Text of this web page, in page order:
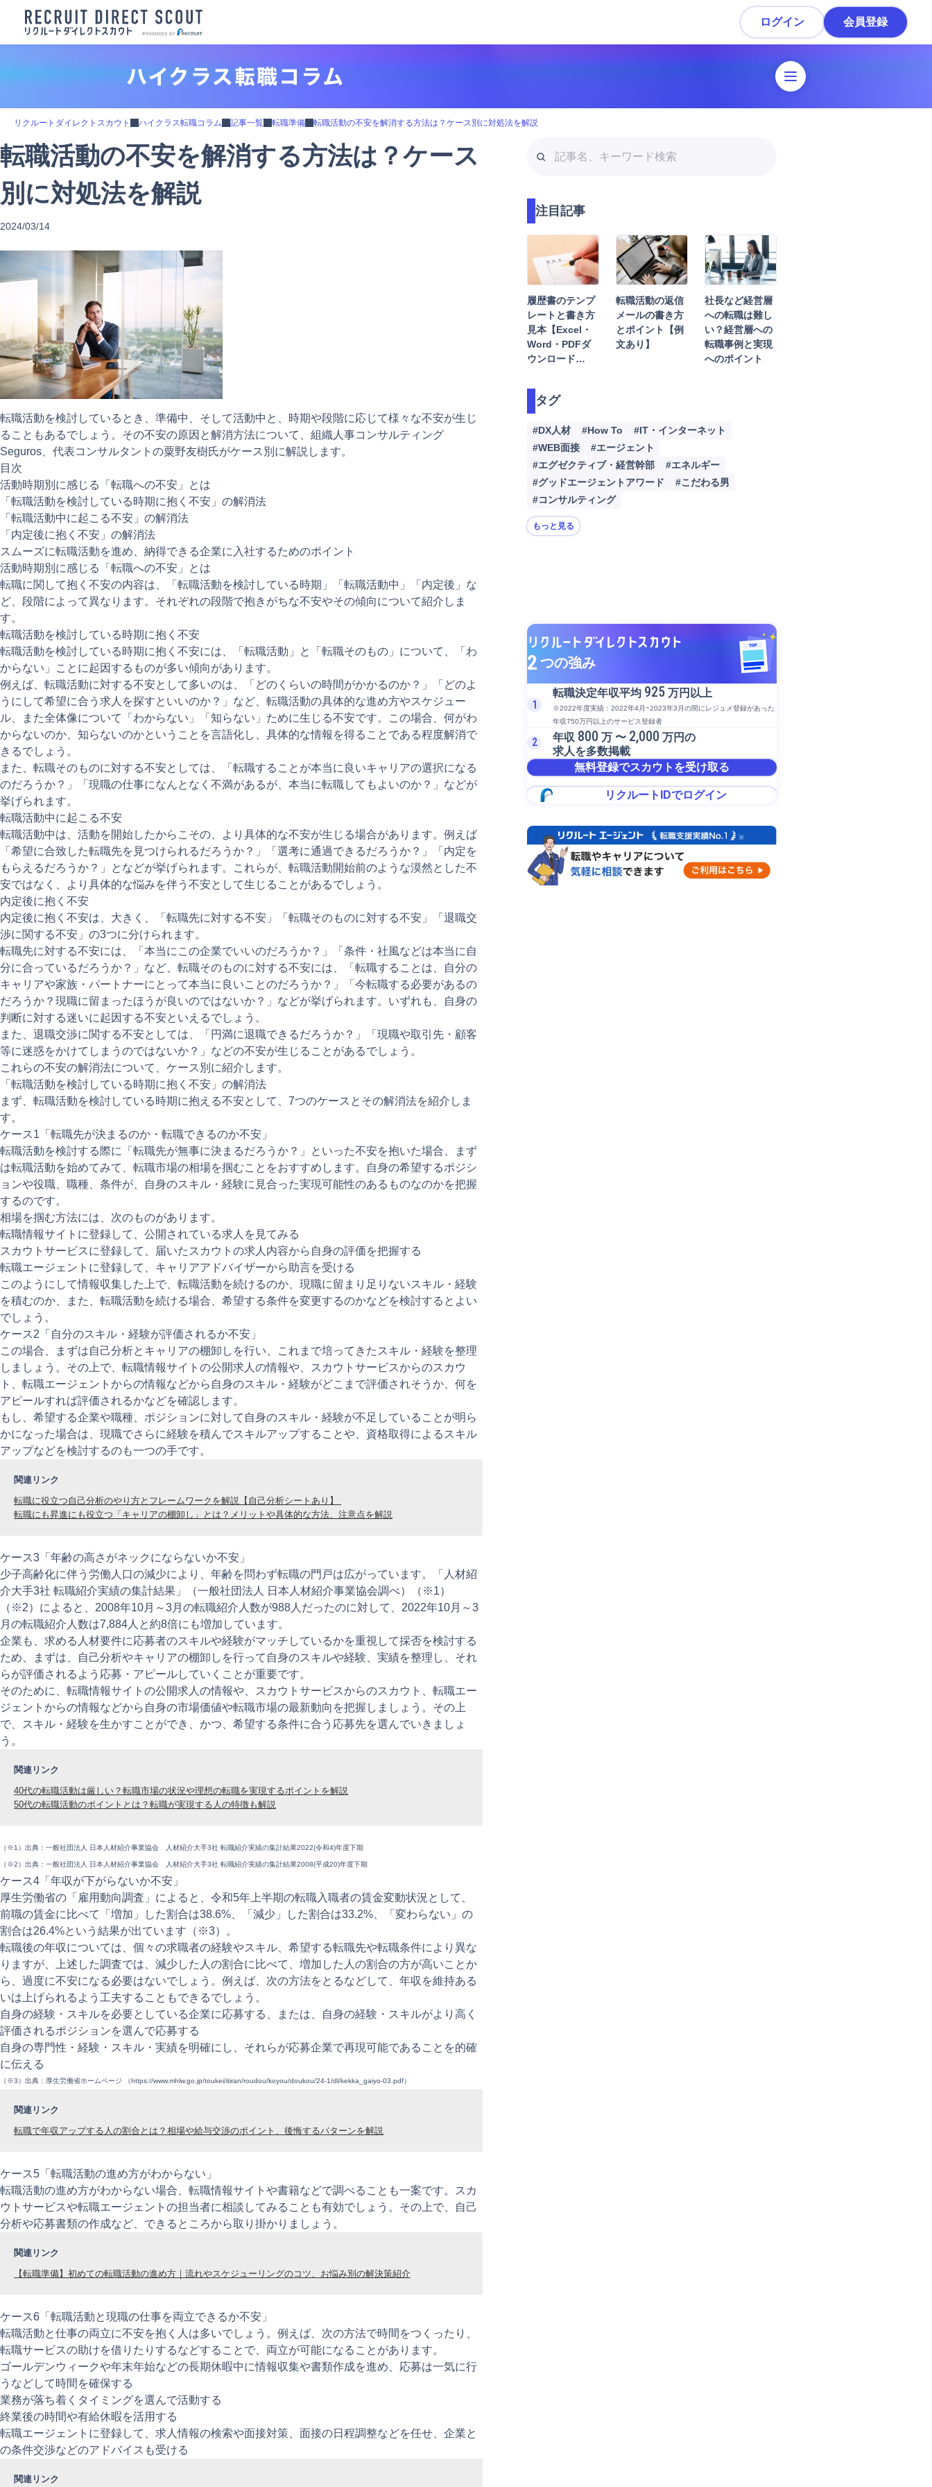
ログイン 会員登録
転職準備
面接対策
内定・退職準備
転職活動Tips
注目記事
リクルートダイレクトスカウト ハイクラス転職コラム 記事一覧 転職準備 転職活動の不安を解消する方法は？ケース別に対処法を解説
転職活動の不安を解消する方法は？ケース
別に対処法を解説
2024/03/14
転職活動を検討しているとき、準備中、そして活動中と、時期や段階に応じて様々な不安が生じ
ることもあるでしょう。その不安の原因と解消方法について、組織人事コンサルティング
Seguros、代表コンサルタントの粟野友樹氏がケース別に解説します。
目次
活動時期別に感じる「転職への不安」とは
「転職活動を検討している時期に抱く不安」の解消法
「転職活動中に起こる不安」の解消法
「内定後に抱く不安」の解消法
スムーズに転職活動を進め、納得できる企業に入社するためのポイント
活動時期別に感じる「転職への不安」とは
転職に関して抱く不安の内容は、「転職活動を検討している時期」「転職活動中」「内定後」な
ど、段階によって異なります。それぞれの段階で抱きがちな不安やその傾向について紹介しま
す。
転職活動を検討している時期に抱く不安
転職活動を検討している時期に抱く不安には、「転職活動」と「転職そのもの」について、「わ
からない」ことに起因するものが多い傾向があります。
例えば、転職活動に対する不安として多いのは、「どのくらいの時間がかかるのか？」「どのよ
うにして希望に合う求人を探すといいのか？」など、転職活動の具体的な進め方やスケジュー
ル、また全体像について「わからない」「知らない」ために生じる不安です。この場合、何がわ
からないのか、知らないのかということを言語化し、具体的な情報を得ることである程度解消で
きるでしょう。
また、転職そのものに対する不安としては、「転職することが本当に良いキャリアの選択になる
のだろうか？」「現職の仕事になんとなく不満があるが、本当に転職してもよいのか？」などが
挙げられます。
転職活動中に起こる不安
転職活動中は、活動を開始したからこその、より具体的な不安が生じる場合があります。例えば
「希望に合致した転職先を見つけられるだろうか？」「選考に通過できるだろうか？」「内定を
もらえるだろうか？」となどが挙げられます。これらが、転職活動開始前のような漠然とした不
安ではなく、より具体的な悩みを伴う不安として生じることがあるでしょう。
内定後に抱く不安
内定後に抱く不安は、大きく、「転職先に対する不安」「転職そのものに対する不安」「退職交
渉に関する不安」の3つに分けられます。
転職先に対する不安には、「本当にこの企業でいいのだろうか？」「条件・社風などは本当に自
分に合っているだろうか？」など、転職そのものに対する不安には、「転職することは、自分の
キャリアや家族・パートナーにとって本当に良いことのだろうか？」「今転職する必要があるの
だろうか？現職に留まったほうが良いのではないか？」などが挙げられます。いずれも、自身の
判断に対する迷いに起因する不安といえるでしょう。
また、退職交渉に関する不安としては、「円満に退職できるだろうか？」「現職や取引先・顧客
等に迷惑をかけてしまうのではないか？」などの不安が生じることがあるでしょう。
これらの不安の解消法について、ケース別に紹介します。
「転職活動を検討している時期に抱く不安」の解消法
まず、転職活動を検討している時期に抱える不安として、7つのケースとその解消法を紹介しま
す。
ケース1「転職先が決まるのか・転職できるのか不安」
転職活動を検討する際に「転職先が無事に決まるだろうか？」といった不安を抱いた場合、まず
は転職活動を始めてみて、転職市場の相場を掴むことをおすすめします。自身の希望するポジシ
ョンや役職、職種、条件が、自身のスキル・経験に見合った実現可能性のあるものなのかを把握
するのです。
相場を掴む方法には、次のものがあります。
転職情報サイトに登録して、公開されている求人を見てみる
スカウトサービスに登録して、届いたスカウトの求人内容から自身の評価を把握する
転職エージェントに登録して、キャリアアドバイザーから助言を受ける
このようにして情報収集した上で、転職活動を続けるのか、現職に留まり足りないスキル・経験
を積むのか、また、転職活動を続ける場合、希望する条件を変更するのかなどを検討するとよい
でしょう。
ケース2「自分のスキル・経験が評価されるか不安」
この場合、まずは自己分析とキャリアの棚卸しを行い、これまで培ってきたスキル・経験を整理
しましょう。その上で、転職情報サイトの公開求人の情報や、スカウトサービスからのスカウ
ト、転職エージェントからの情報などから自身のスキル・経験がどこまで評価されそうか、何を
アピールすれば評価されるかなどを確認します。
もし、希望する企業や職種、ポジションに対して自身のスキル・経験が不足していることが明ら
かになった場合は、現職でさらに経験を積んでスキルアップすることや、資格取得によるスキル
アップなどを検討するのも一つの手です。
関連リンク
転職に役立つ自己分析のやり方とフレームワークを解説【自己分析シートあり】
転職にも昇進にも役立つ「キャリアの棚卸し」とは？メリットや具体的な方法、注意点を解説
ケース3「年齢の高さがネックにならないか不安」
少子高齢化に伴う労働人口の減少により、年齢を問わず転職の門戸は広がっています。「人材紹
介大手3社 転職紹介実績の集計結果」（一般社団法人 日本人材紹介事業協会調べ）（※1）
（※2）によると、2008年10月～3月の転職紹介人数が988人だったのに対して、2022年10月～3
月の転職紹介人数は7,884人と約8倍にも増加しています。
企業も、求める人材要件に応募者のスキルや経験がマッチしているかを重視して採否を検討する
ため、まずは、自己分析やキャリアの棚卸しを行って自身のスキルや経験、実績を整理し、それ
らが評価されるよう応募・アピールしていくことが重要です。
そのために、転職情報サイトの公開求人の情報や、スカウトサービスからのスカウト、転職エー
ジェントからの情報などから自身の市場価値や転職市場の最新動向を把握しましょう。その上
で、スキル・経験を生かすことができ、かつ、希望する条件に合う応募先を選んでいきましょ
う。
関連リンク
40代の転職活動は厳しい？転職市場の状況や理想の転職を実現するポイントを解説
50代の転職活動のポイントとは？転職が実現する人の特徴も解説
（※1）出典：一般社団法人 日本人材紹介事業協会 人材紹介大手3社 転職紹介実績の集計結果2022(令和4)年度下期
（※2）出典：一般社団法人 日本人材紹介事業協会 人材紹介大手3社 転職紹介実績の集計結果2008(平成20)年度下期
ケース4「年収が下がらないか不安」
厚生労働省の「雇用動向調査」によると、令和5年上半期の転職入職者の賃金変動状況として、
前職の賃金に比べて「増加」した割合は38.6%、「減少」した割合は33.2%、「変わらない」の
割合は26.4%という結果が出ています（※3）。
転職後の年収については、個々の求職者の経験やスキル、希望する転職先や転職条件により異な
りますが、上述した調査では、減少した人の割合に比べて、増加した人の割合の方が高いことか
ら、過度に不安になる必要はないでしょう。例えば、次の方法をとるなどして、年収を維持ある
いは上げられるよう工夫することもできるでしょう。
自身の経験・スキルを必要としている企業に応募する、または、自身の経験・スキルがより高く
評価されるポジションを選んで応募する
自身の専門性・経験・スキル・実績を明確にし、それらが応募企業で再現可能であることを的確
に伝える
（※3）出典：厚生労働省ホームページ （https://www.mhlw.go.jp/toukei/itiran/roudou/koyou/doukou/24-1/dl/kekka_gaiyo-03.pdf）
関連リンク
転職で年収アップする人の割合とは？相場や給与交渉のポイント、後悔するパターンを解説
ケース5「転職活動の進め方がわからない」
転職活動の進め方がわからない場合、転職情報サイトや書籍などで調べることも一案です。スカ
ウトサービスや転職エージェントの担当者に相談してみることも有効でしょう。その上で、自己
分析や応募書類の作成など、できるところから取り掛かりましょう。
関連リンク
【転職準備】初めての転職活動の進め方｜流れやスケジューリングのコツ、お悩み別の解決策紹介
ケース6「転職活動と現職の仕事を両立できるか不安」
転職活動と仕事の両立に不安を抱く人は多いでしょう。例えば、次の方法で時間をつくったり、
転職サービスの助けを借りたりするなどすることで、両立が可能になることがあります。
ゴールデンウィークや年末年始などの長期休暇中に情報収集や書類作成を進め、応募は一気に行
うなどして時間を確保する
業務が落ち着くタイミングを選んで活動する
終業後の時間や有給休暇を活用する
転職エージェントに登録して、求人情報の検索や面接対策、面接の日程調整などを任せ、企業と
の条件交渉などのアドバイスも受ける
関連リンク
事
キ
ー
検
索
注目記事
履歴書のテンプ
レートと書き方
見本【Excel・
Word・PDFダ
ウンロード…
転職活動の返信
メールの書き方
とポイント【例
文あり】
社長など経営層
への転職は難し
い？経営層への
転職事例と実現
へのポイント
タグ
#DX人材 #How To
#IT・インターネット
#WEB面接
#エージェント
#エグゼクティブ・経営幹部
#エネルギー
#グッドエージェントアワード
#こだわる男
#コンサルティング
もっと見る
2 つの強み
1
転職決定年収平均 925 万円以上
※2022年度実績：2022年4月~2023年3月の間にレジュメ登録があった
年収750万円以上のサービス登録者
2 年収 800 万 〜 2,000 万円の
求人を多数掲載
無料登録でスカウトを受け取る
リクルートIDでログイン